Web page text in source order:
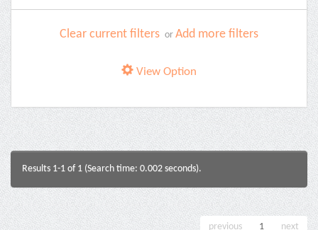
Clear current filters or Add more filters
View Option
Results 1-1 of 1 (Search time: 0.002 seconds).
previous 1 next